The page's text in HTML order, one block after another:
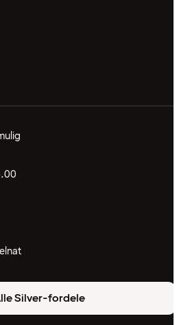
Silver-fordele